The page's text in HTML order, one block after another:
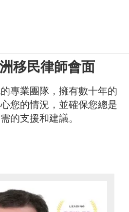
移民律師會面
專業團隊，擁有數十年的
您的情況，並確保您總是
的支援和建議。